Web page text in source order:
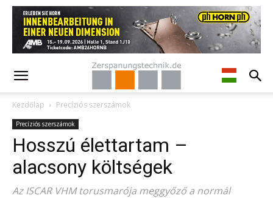
Kezdőlap Precíziós szerszámok
Precíziós szerszámok
Hosszú élettartam –
alacsony költségek
Az ISCAR VHM torusmarója meggyőző a normál